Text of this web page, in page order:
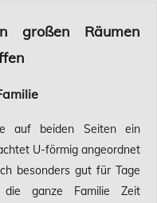
großen Räumen
auf beiden Seiten ein
U-förmig angeordnet
besonders gut für Tage
ganze Familie Zeit